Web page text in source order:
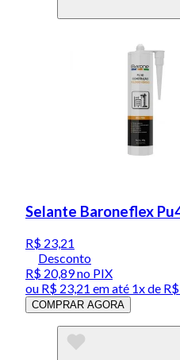
Selante Baroneflex
R$ 23,21
Desconto
R$ 20,89no PIX
ou R$ 23,21 em até 1x de
COMPRAR AGORA